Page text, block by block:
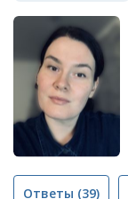
Ответы (39)